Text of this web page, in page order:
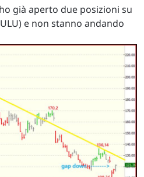
ho già aperto due posizioni su
e non stanno andando